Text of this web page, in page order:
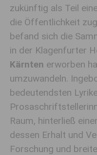
zukünftig als Teil
die Öffentlichkeit
befand sich die
in der Klagenfurter
Kärnten erworben
umzuwandeln.
bedeutendsten
Raum, hinterließ
dessen Erhalt und
Forschung und